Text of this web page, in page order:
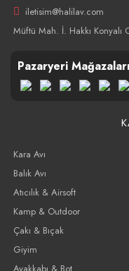
iletisim@halilav.com
Müftü Mah. İ. Hakkı
Pazaryeri
Kara Avı
Balık Avı
Atıcılık & Airsoft
Kamp & Outdoor
Çakı & Bıçak
Giyim